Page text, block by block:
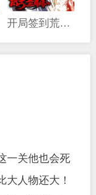
开局签到荒古圣体
一关他也会死
大人物还大！